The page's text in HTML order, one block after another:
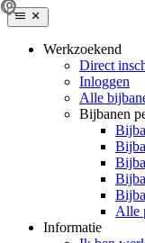
Werkzoekend
Direct
Inloggen
Alle
Bijbanen
Alle
Informatie